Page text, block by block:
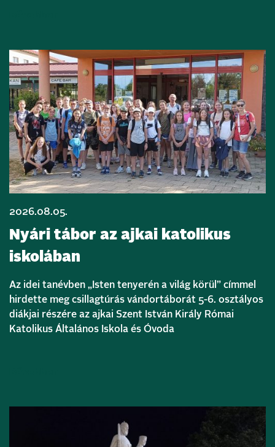
2026.08.05.
Nyári tábor az ajkai katolikus
iskolában
Az idei tanévben „Isten tenyerén a világ körül” címmel
hirdette meg csillagtúrás vándortáborát 5-6. osztályos
diákjai részére az ajkai Szent István Király Római
Katolikus Általános Iskola és Óvoda